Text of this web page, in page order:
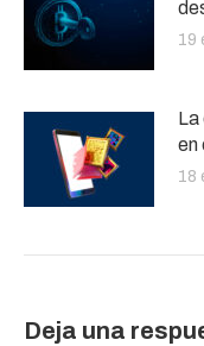
19
La
en
18
Deja una